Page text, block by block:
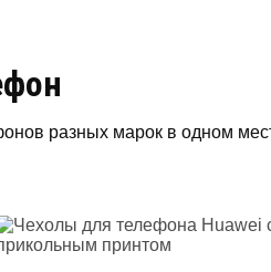
разных марок в одном